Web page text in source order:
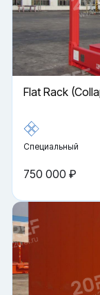
Flat Rack
Специальный
750 000 ₽